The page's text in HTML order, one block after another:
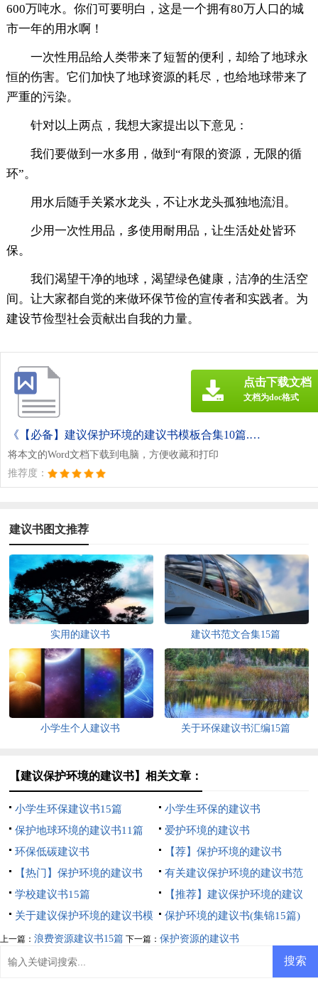
600万吨水。你们可要明白，这是一个拥有80万人口的城
市一年的用水啊！
一次性用品给人类带来了短暂的便利，却给了地球永
恒的伤害。它们加快了地球资源的耗尽，也给地球带来了
严重的污染。
针对以上两点，我想大家提出以下意见：
我们要做到一水多用，做到“有限的资源，无限的循
环”。
用水后随手关紧水龙头，不让水龙头孤独地流泪。
少用一次性用品，多使用耐用品，让生活处处皆环
保。
我们渴望干净的地球，渴望绿色健康，洁净的生活空
间。让大家都自觉的来做环保节俭的宣传者和实践者。为
建设节俭型社会贡献出自我的力量。
《【必备】建议保护环境的建议书模板合集10篇.doc》
将本文的Word文档下载到电脑，方便收藏和打印
推荐度：
点击下载文档
文档为doc格式
建议书图文推荐
实用的建议书 建议书范文合集15篇
小学生个人建议书 关于环保建议书汇编15篇
【建议保护环境的建议书】相关文章：
小学生环保建议书15篇
小学生环保的建议书
保护地球环境的建议书11篇
爱护环境的建议书
环保低碳建议书
【荐】保护环境的建议书
【热门】保护环境的建议书
有关建议保护环境的建议书范
文汇总10篇
学校建议书15篇
【推荐】建议保护环境的建议
书模板集合5篇
关于建议保护环境的建议书模
板锦集9篇
保护环境的建议书(集锦15篇)
上一篇： 浪费资源建议书15篇 下一篇： 保护资源的建议书